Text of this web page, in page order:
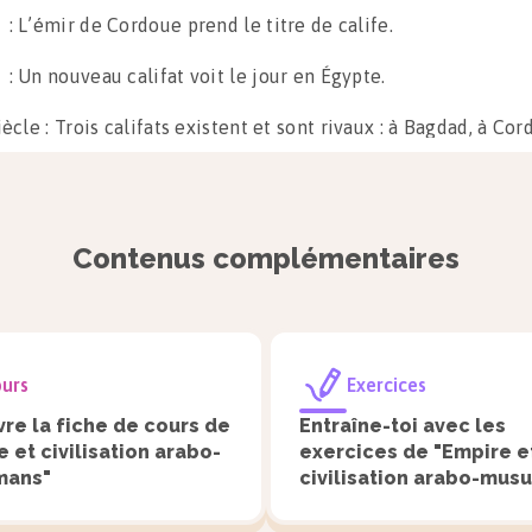
: L’émir de Cordoue prend le titre de calife.
: Un nouveau califat voit le jour en Égypte.
: Trois califats existent et sont rivaux : à Bagdad, à
la plus grande partie du Moyen-Orient.
rayonnement de la civilisation arabo-
habitants de l’Empire se convertissent à l’islam. Les
Contenus complémentaires
la fiche de cours de
et civilisation arabo-
Exercices
Entraîne-toi avec les
exercices de "Empire
civilisation arabo-